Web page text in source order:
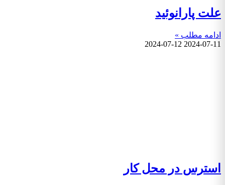
علت پارانوئید
ادامه مطلب »
2024-07-11
2024-07-12
استرس در محل کار